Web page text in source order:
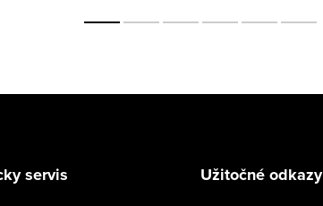
servis Užitočné odkazy